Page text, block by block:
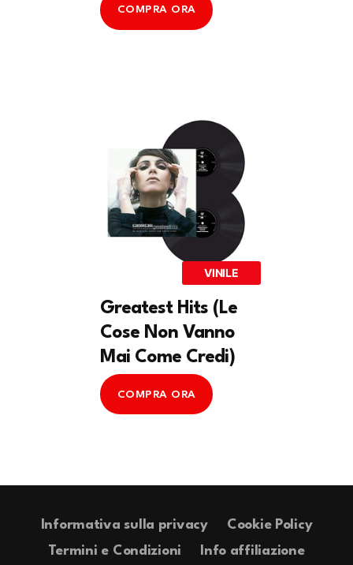
COMPRA ORA
VINILE
Greatest Hits (Le
Cose Non Vanno
Mai Come Credi)
COMPRA ORA
Informativa sulla privacy
Cookie Policy
Termini e Condizioni
Info affiliazione